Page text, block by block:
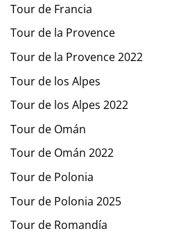
Tour de Francia
Tour de la Provence
Tour de la Provence 2022
Tour de los Alpes
Tour de los Alpes 2022
Tour de Omán
Tour de Omán 2022
Tour de Polonia
Tour de Polonia 2025
Tour de Romandía